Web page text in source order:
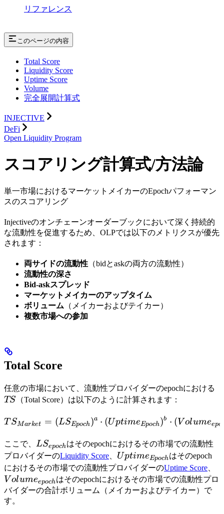
リファレンス
このページの内容
Total Score
Liquidity Score
Uptime Score
Volume
完全展開計算式
INJECTIVE
DeFi
Open Liquidity Program
スコアリング計算式/方法論
単一市場におけるマーケットメイカーのEpochパフォーマン
スのスコアリング
Injectiveのオンチェーンオーダーブックにおいて深く持続的
な流動性を促進するため、OLPでは以下のメトリクスが優先
されます：
両サイドの流動性 （bidとaskの両方の流動性）
流動性の深さ
Bid-askスプレッド
マーケットメイカーのアップタイム
ボリューム （メイカーおよびテイカー）
複数市場への参加
Total Score
任意の市場において、流動性プロバイダーのepochにおける
TS （Total Score）は以下のように計算されます：
TS_{Market} =
T SMarket = (LSEpoch)a ⋅ (UptimeEpoch)b ⋅ (V olumeep
ここで、 LS_{epoch}
LSepochはそのepochにおけるその市場での流動性
プロバイダーのLiquidity Score Uptime_{Epoch}
UptimeEpochはそのepoch
におけるその市場での流動性プロバイダーのUptime Score
V olumeepochはそのepochにおけるその市場での流動性プロ
バイダーの合計ボリューム（メイカーおよびテイカー）で
す。